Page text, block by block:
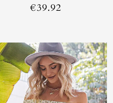
€39.92